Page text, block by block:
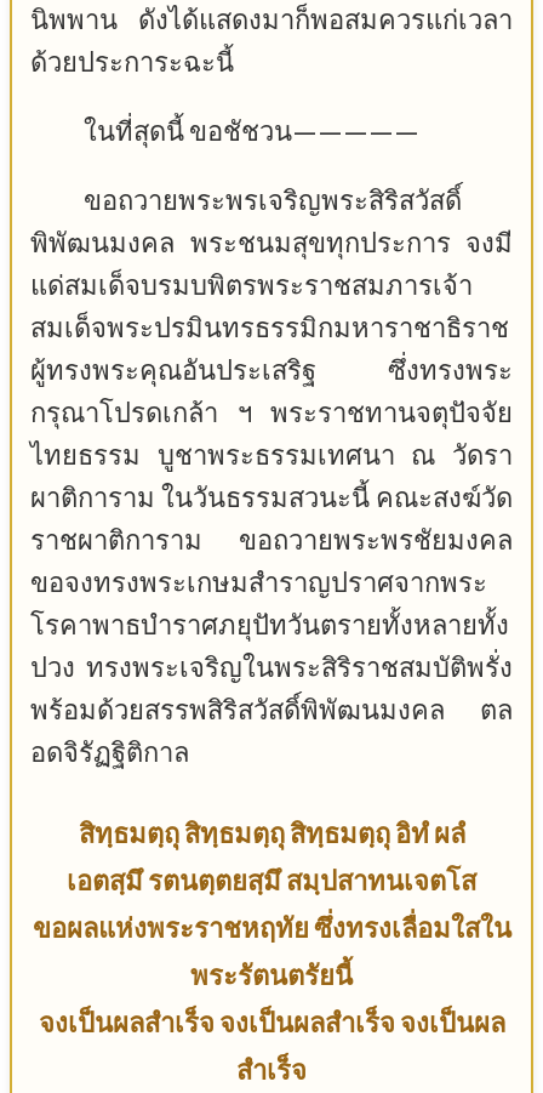
นิพพาน ดังได้แสดงมาก็พอสมควรแก่เวลา
ด้วยประการะฉะนี้
ในที่สุดนี้ ขอชัชวน—————
ขอถวายพระพรเจริญพระสิริสวัสดิ์
พิพัฒนมงคล พระชนมสุขทุกประการ จงมี
แด่สมเด็จบรมบพิตรพระราชสมภารเจ้า
สมเด็จพระปรมินทรธรรมิกมหาราชาธิราช
ผู้ทรงพระคุณอันประเสริฐ ซึ่งทรงพระ
กรุณาโปรดเกล้า ฯ พระราชทานจตุปัจจัย
ไทยธรรม บูชาพระธรรมเทศนา ณ วัดรา
ผาติการาม ในวันธรรมสวนะนี้ คณะสงฆ์วัด
ราชผาติการาม ขอถวายพระพรชัยมงคล
ขอจงทรงพระเกษมสำราญปราศจากพระ
โรคาพาธบำราศภยุปัทวันตรายทั้งหลายทั้ง
ปวง ทรงพระเจริญในพระสิริราชสมบัติพรั่ง
พร้อมด้วยสรรพสิริสวัสดิ์พิพัฒนมงคล ตล
อดจิรัฏฐิติกาล
สิทฺธมตฺถุ สิทฺธมตฺถุ สิทฺธมตฺถุ อิทํ ผลํ
เอตสฺมึ รตนตฺตยสฺมึ สมฺปสาทนเจตโส
ขอผลแห่งพระราชหฤทัย ซึ่งทรงเลื่อมใสใน
พระรัตนตรัยนี้
จงเป็นผลสำเร็จ จงเป็นผลสำเร็จ จงเป็นผล
สำเร็จ